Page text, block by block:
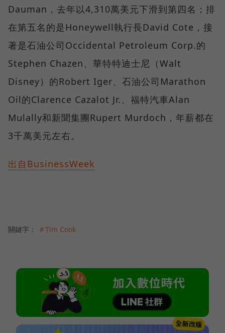
Dauman，去年以4,310萬美元下滑到第四名；排
在第五名的是Honeywell執行長David Cote，接
著是石油公司Occidental Petroleum Corp.的
Stephen Chazen、華特特迪士尼（Walt
Disney）的Robert Iger、石油公司Marathon
Oil的Clarence Cazalot Jr.、福特汽車Alan
Mulally和新聞集團Rupert Murdoch，年薪都在
3千萬美元左右。
出自BusinessWeek
關鍵字： ＃Tim Cook